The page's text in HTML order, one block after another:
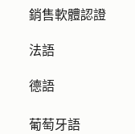
銷售軟體認證
法語
德語
葡萄牙語